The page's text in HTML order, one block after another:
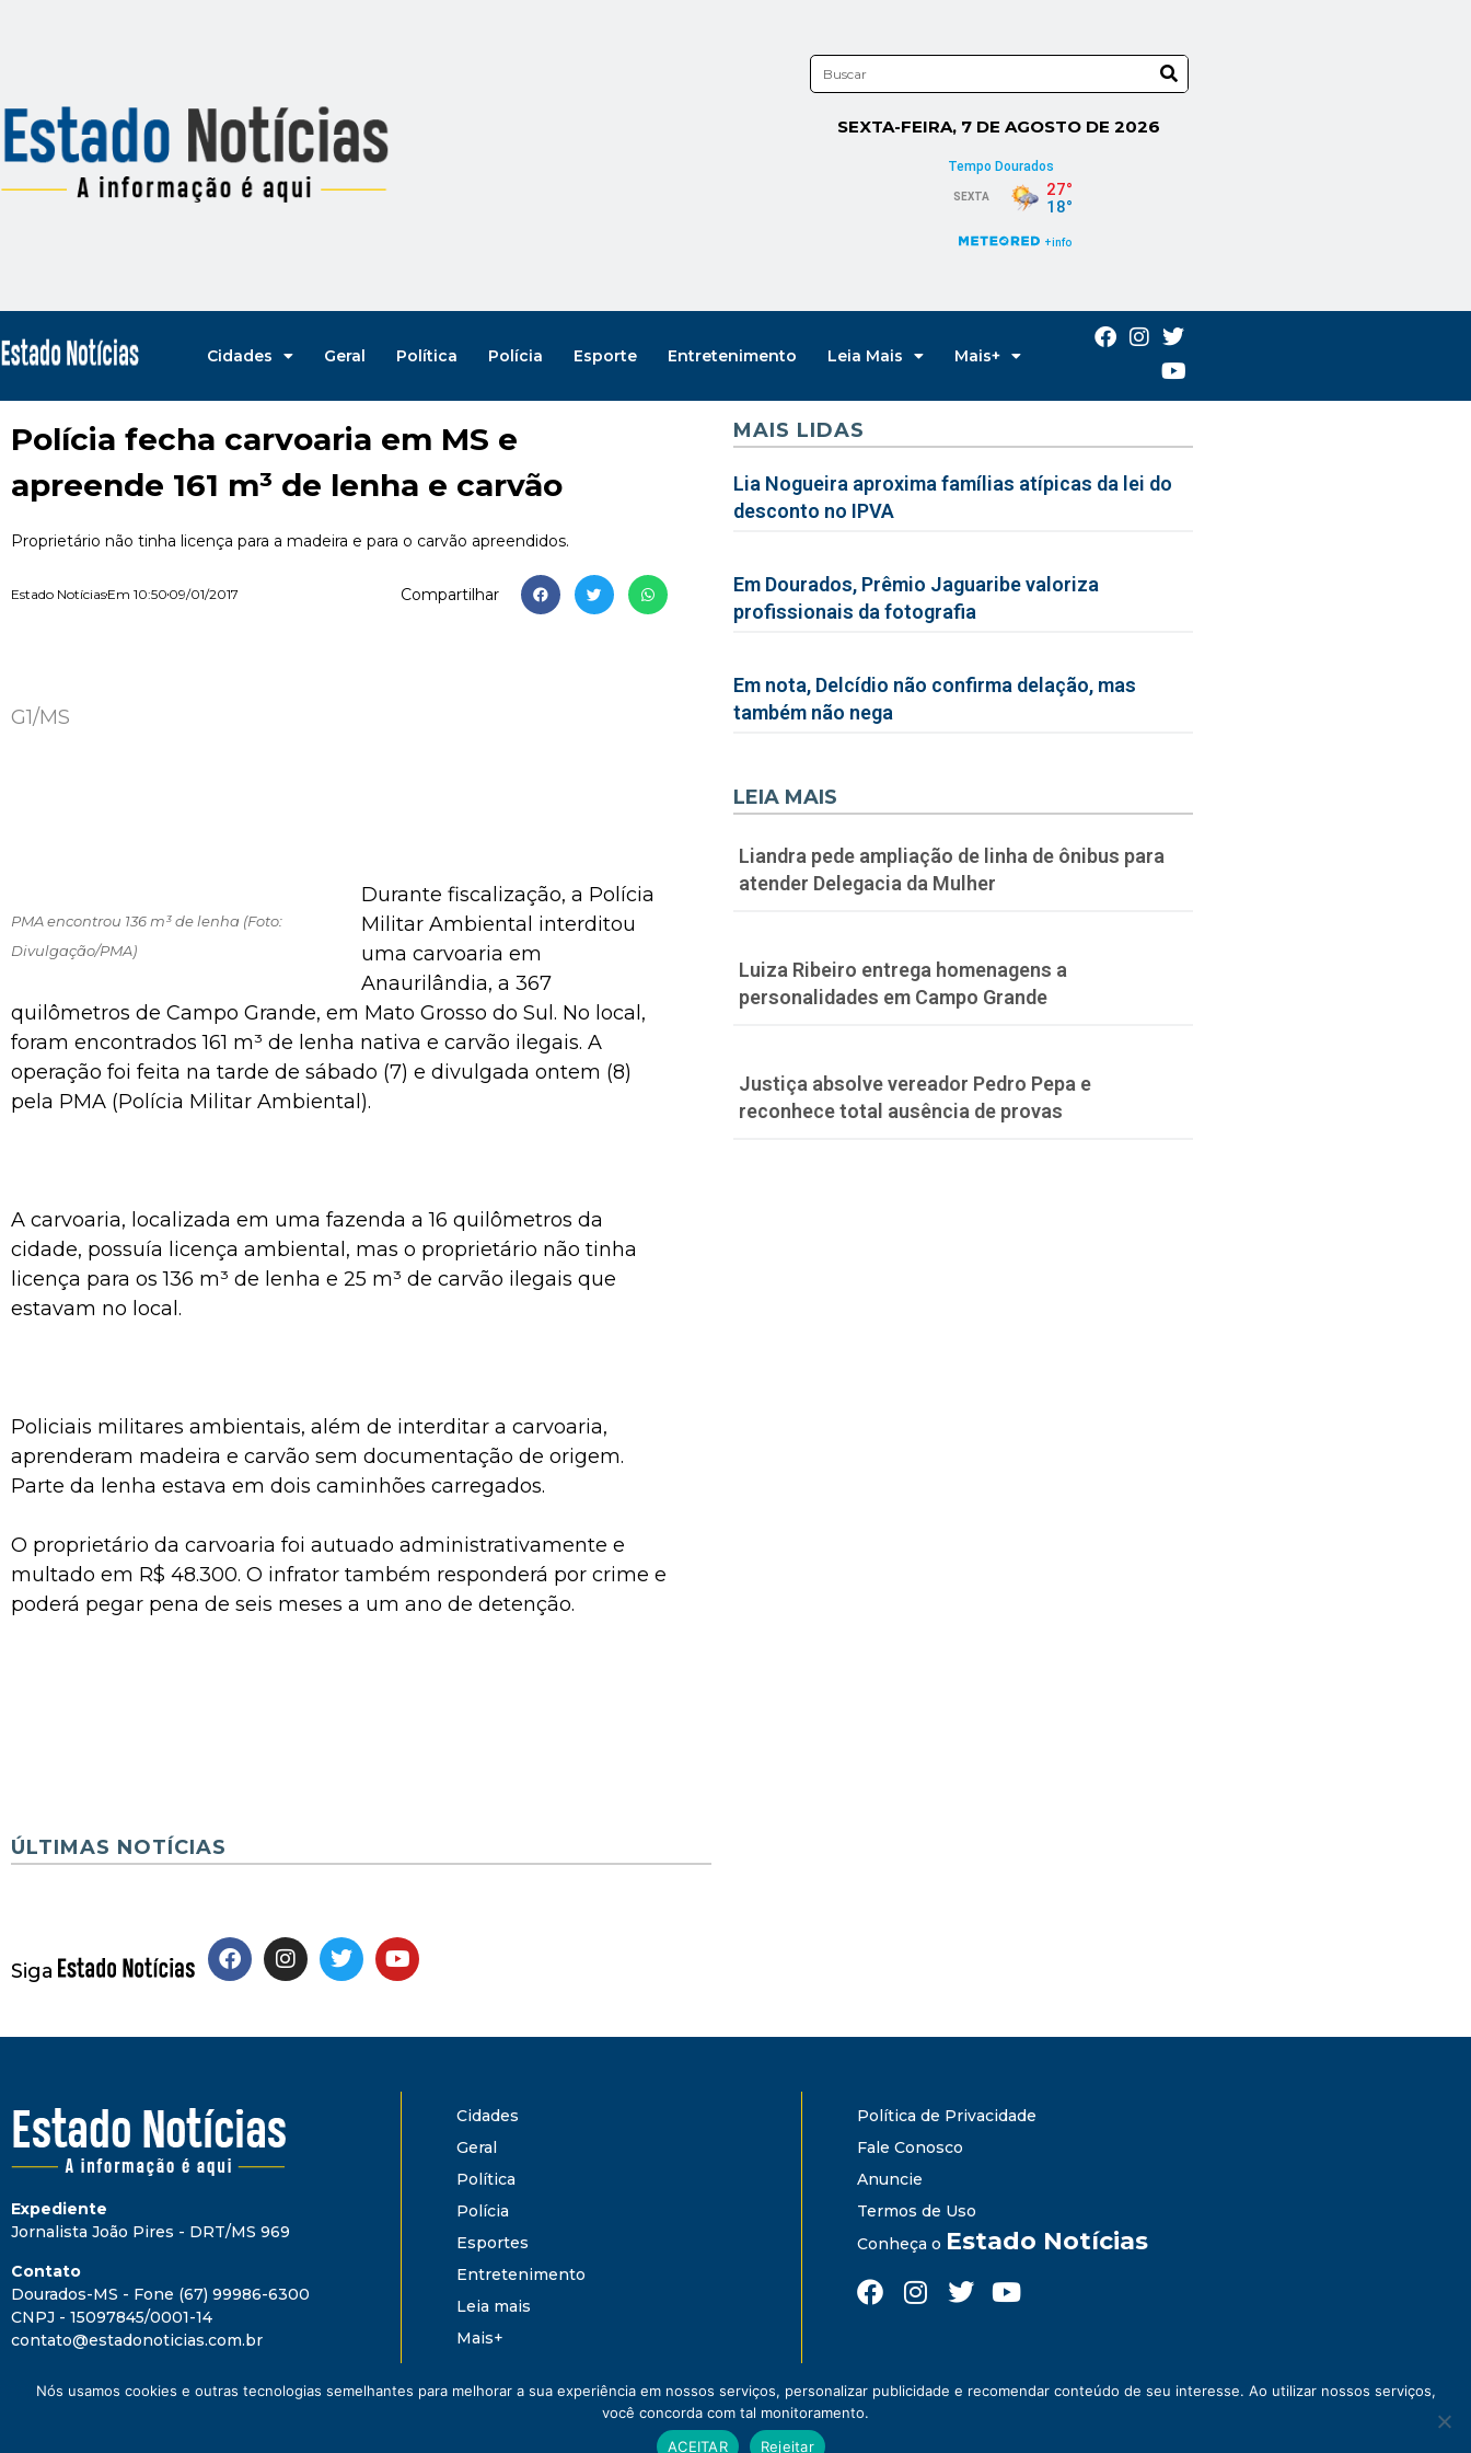
SEXTA-FEIRA, 7 DE AGOSTO DE 2026
Cidades Geral Política Polícia Esporte Entretenimento Leia Mais Mais+
Polícia fecha carvoaria em MS e
apreende 161 m³ de lenha e carvão
Proprietário não tinha licença para a madeira e para o carvão apreendidos.
Estado NotíciasEm 10:50 09/01/2017 Compartilhar
G1/MS
PMA encontrou 136 m³ de lenha (Foto:
Divulgação/PMA)
Durante fiscalização, a Polícia
Militar Ambiental interditou
uma carvoaria em
Anaurilândia, a 367
quilômetros de Campo Grande, em Mato Grosso do Sul. No local,
foram encontrados 161 m³ de lenha nativa e carvão ilegais. A
operação foi feita na tarde de sábado (7) e divulgada ontem (8)
pela PMA (Polícia Militar Ambiental).
A carvoaria, localizada em uma fazenda a 16 quilômetros da
cidade, possuía licença ambiental, mas o proprietário não tinha
licença para os 136 m³ de lenha e 25 m³ de carvão ilegais que
estavam no local.
Policiais militares ambientais, além de interditar a carvoaria,
aprenderam madeira e carvão sem documentação de origem.
Parte da lenha estava em dois caminhões carregados.
O proprietário da carvoaria foi autuado administrativamente e
multado em R$ 48.300. O infrator também responderá por crime e
poderá pegar pena de seis meses a um ano de detenção.
MAIS LIDAS
Lia Nogueira aproxima famílias atípicas da lei do
desconto no IPVA
Em Dourados, Prêmio Jaguaribe valoriza
profissionais da fotografia
Em nota, Delcídio não confirma delação, mas
também não nega
LEIA MAIS
Liandra pede ampliação de linha de ônibus para
atender Delegacia da Mulher
Luiza Ribeiro entrega homenagens a
personalidades em Campo Grande
Justiça absolve vereador Pedro Pepa e
reconhece total ausência de provas
ÚLTIMAS NOTÍCIAS
Siga
Expediente
Jornalista João Pires - DRT/MS 969
Contato
Dourados-MS - Fone (67) 99986-6300
CNPJ - 15097845/0001-14
contato@estadonoticias.com.br
Cidades
Geral
Política
Polícia
Esportes
Entretenimento
Leia mais
Mais+
Política de Privacidade
Fale Conosco
Anuncie
Termos de Uso
Conheça o Estado Notícias
Nós usamos cookies e outras tecnologias semelhantes para melhorar a sua experiência em nossos serviços, personalizar publicidade e recomendar conteúdo de seu interesse. Ao utilizar nossos serviços,
você concorda com tal monitoramento.
ACEITAR
Rejeitar